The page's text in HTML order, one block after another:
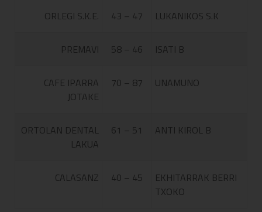
ORLEGI S.K.E. 43 – 47 LUKANIKOS S.K
PREMAVI 58 – 46 ISATI B
CAFE IPARRA
JOTAKE
70 – 87 UNAMUNO
ORTOLAN DENTAL
LAKUA
61 – 51 ANTI KIROL B
CALASANZ 40 – 45
EKHITARRAK BERRI
TXOKO